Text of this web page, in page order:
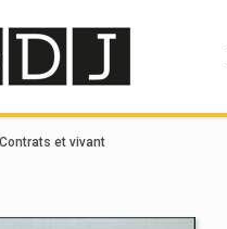
Contrats et vivant